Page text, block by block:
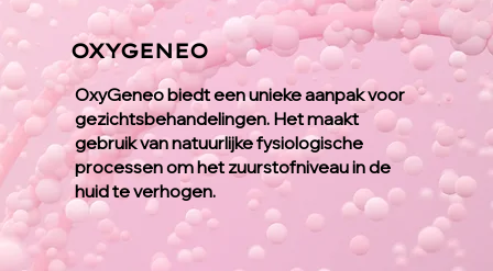
OXYGENEO
OxyGeneo biedt een unieke aanpak voor
gezichtsbehandelingen. Het maakt
gebruik van natuurlijke fysiologische
processen om het zuurstofniveau in de
huid te verhogen.